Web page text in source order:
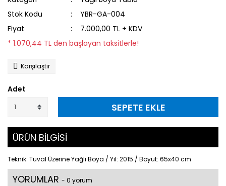
Stok Kodu
YBR-GA-004
Fiyat
7.000,00 TL + KDV
* 1.070,44 TL den başlayan taksitlerle!
Karşılaştır
Adet
SEPETE EKLE
ÜRÜN BİLGİSİ
Teknik: Tuval Üzerine Yağlı Boya / Yıl: 2015 / Boyut: 65x40 cm
YORUMLAR - 0 yorum